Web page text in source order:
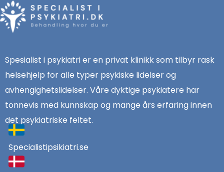
Spesialist i psykiatri er en privat klinikk som tilbyr rask
helsehjelp for alle typer psykiske lidelser og
avhengighetslidelser. Våre dyktige psykiatere har
tonnevis med kunnskap og mange års erfaring innen
det psykiatriske feltet.
Specialistipsikiatri.se